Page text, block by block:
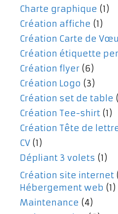
Charte graphique (1)
Création affiche (1)
Création Carte de
Création étiquette
Création flyer (6)
Création Logo (3)
Création set de table
Création Tee-shirt (1)
Création Tête de
CV (1)
Dépliant 3 volets (1)
Création site internet
Hébergement web (1)
Maintenance (4)